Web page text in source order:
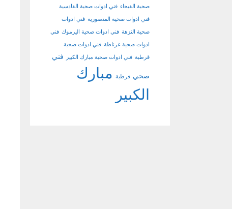
صحية الفيحاء فني ادوات صحية القادسية
فني ادوات صحية المنصورية فني ادوات
صحية النزهة فني ادوات صحية اليرموك فني
ادوات صحية غرناطة فني ادوات صحية
قرطبة فني ادوات صحية مبارك الكبير فني
صحي قرطبة مبارك
الكبير